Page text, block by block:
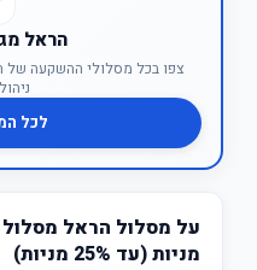
הראל
צפו בכל מסלולי ההשקעה של
לכל
על מסלול הראל
מניות (עד 25% מניות)